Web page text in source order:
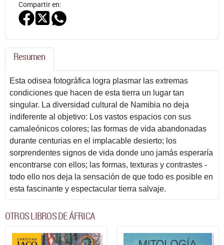
Compartir en:
Resumen
Esta odisea fotográfica logra plasmar las extremas
condiciones que hacen de esta tierra un lugar tan
singular. La diversidad cultural de Namibia no deja
indiferente al objetivo: Los vastos espacios con sus
camaleónicos colores; las formas de vida abandonadas
durante centurias en el implacable desierto; los
sorprendentes signos de vida donde uno jamás esperaría
encontrarse con ellos; las formas, texturas y contrastes -
todo ello nos deja la sensación de que todo es posible en
esta fascinante y espectacular tierra salvaje.
OTROS LIBROS DE ÁFRICA